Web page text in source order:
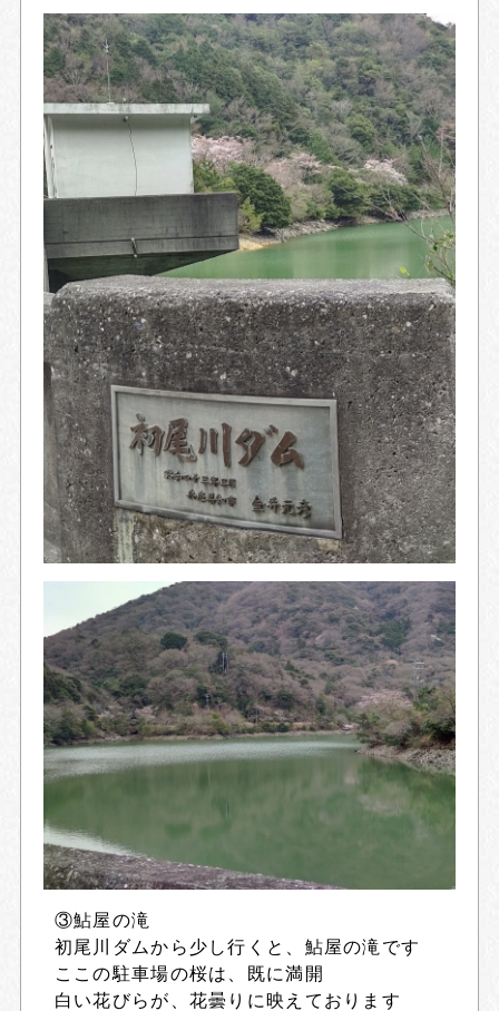
③鮎屋の滝
初尾川ダムから少し行くと、鮎屋の滝です
ここの駐車場の桜は、既に満開
白い花びらが、花曇りに映えております